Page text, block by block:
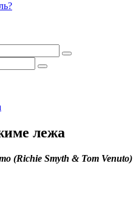
лежа
(Richie Smyth & Tom Venuto)